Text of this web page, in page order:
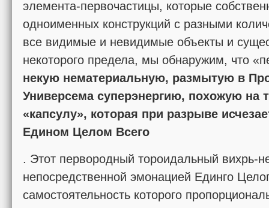
элемента-первочастицы, которые
одноименных конструкций с разными
все видимые и невидимые объекты и
некоторого предела, мы обнаружим, что
некую нематериальную, размытую в
Универсема суперэнергию, похожую на
«капсулу», которая при разрыве
Едином Целом Всего
. Этот первородный тороидальный вихрь-
непосредственной эмонацией Единго
самостоятельность которого